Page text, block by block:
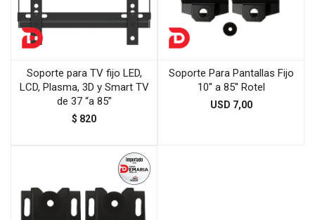
Soporte para TV fijo LED,
LCD, Plasma, 3D y Smart TV
de 37 “a 85”
$ 820
Soporte Para Pantallas Fijo
10'' a 85'' Rotel
USD 7,00